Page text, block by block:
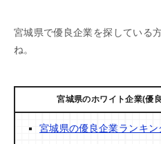
宮城県で優良企業を探している
ね。
宮城県のホワイト企業(優
宮城県の優良企業ランキ